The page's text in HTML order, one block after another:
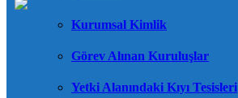
Kurumsal Kimlik
Görev Alınan Kuruluşlar
Yetki Alanındaki Kıyı Tesisleri